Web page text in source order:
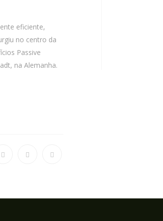
eficiente,
no centro da
Passive
na Alemanha.